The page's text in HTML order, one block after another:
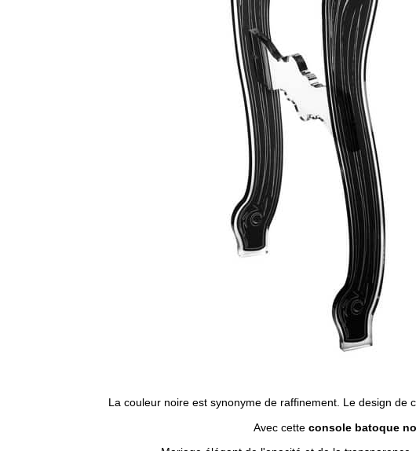
La couleur noire est synonyme de raffinement. Le design de
Avec cette console batoque